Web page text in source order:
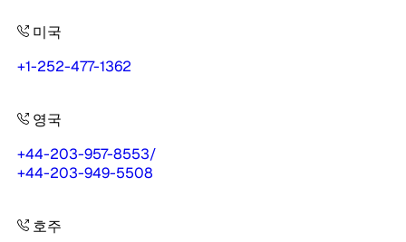
미국
+1-252-477-1362
영국
+44-203-957-8553/
+44-203-949-5508
호주